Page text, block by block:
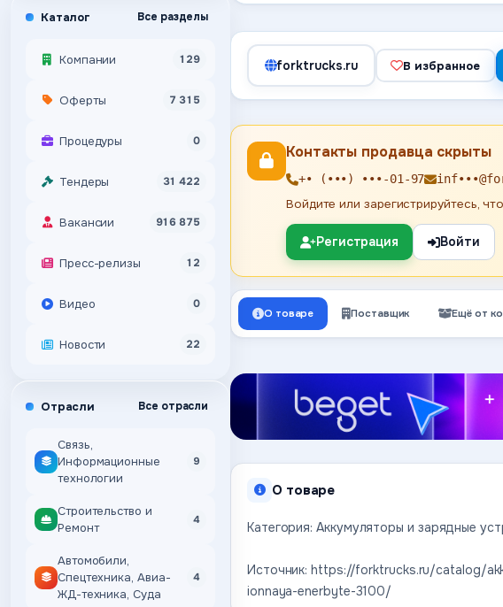
Каталог Все разделы
Компании 129
Оферты 7 315
Процедуры 0
Тендеры 31 422
Вакансии 916 875
Пресс-релизы 12
Видео 0
Новости 22
Отрасли Все отрасли
Связь,
Информационные
технологии
9
Строительство и
Ремонт
4
Автомобили,
Спецтехника, Авиа-
ЖД-техника, Суда
4
forktrucks.ru В избранное
Контакты продавца скрыты
+• (•••) •••-01-97
Войдите или зарегистрируйтесь,
Регистрация Войти
О товаре Поставщик Ещё от
О товаре
Категория: Аккумуляторы и зарядные
Источник: https://forktrucks.ru/catalog/
ionnaya-enerbyte-3100/